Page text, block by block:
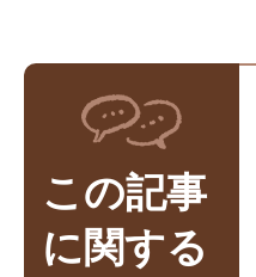
この記事
に関する